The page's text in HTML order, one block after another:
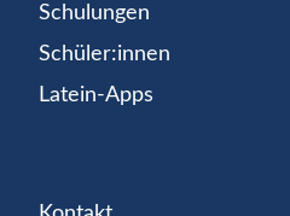
Schulungen
Schüler:innen
Latein-Apps